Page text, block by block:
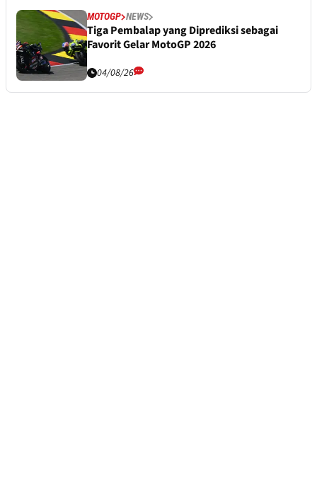
MOTOGP NEWS
Tiga Pembalap yang Diprediksi sebagai
Favorit Gelar MotoGP 2026
04/08/26